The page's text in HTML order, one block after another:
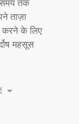
समय तक
ताज़ा
करने के लिए
महसूस